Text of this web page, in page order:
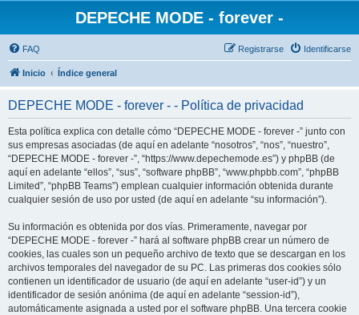
DEPECHE MODE - forever -
FAQ Identificarse
Registrarse
Inicio Índice general
DEPECHE MODE - forever - - Política de privacidad
Esta política explica con detalle cómo “DEPECHE MODE - forever -” junto con
sus empresas asociadas (de aquí en adelante “nosotros”, “nos”, “nuestro”,
“DEPECHE MODE - forever -”, “https://www.depechemode.es”) y phpBB (de
aquí en adelante “ellos”, “sus”, “software phpBB”, “www.phpbb.com”, “phpBB
Limited”, “phpBB Teams”) emplean cualquier información obtenida durante
cualquier sesión de uso por usted (de aquí en adelante “su información”).
Su información es obtenida por dos vías. Primeramente, navegar por
“DEPECHE MODE - forever -” hará al software phpBB crear un número de
cookies, las cuales son un pequeño archivo de texto que se descargan en los
archivos temporales del navegador de su PC. Las primeras dos cookies sólo
contienen un identificador de usuario (de aquí en adelante “user-id”) y un
identificador de sesión anónima (de aquí en adelante “session-id”),
automáticamente asignada a usted por el software phpBB. Una tercera cookie